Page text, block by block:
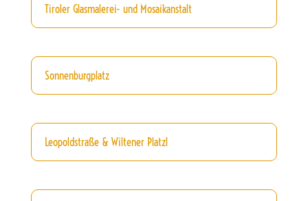
Tiroler Glasmalerei- und Mosaikanstalt
Sonnenburgplatz
Leopoldstraße & Wiltener Platzl